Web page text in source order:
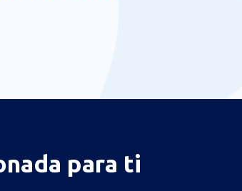
para ti